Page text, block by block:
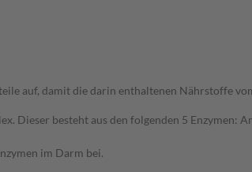
auf, damit die darin enthaltenen Nährstoffe
besteht aus den folgenden 5 Enzymen:
im Darm bei.